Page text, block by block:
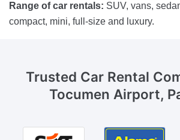
Range of car rentals: SUV, vans,
compact, mini, full-size and luxury.
Trusted Car Rental
Tocumen Airport,